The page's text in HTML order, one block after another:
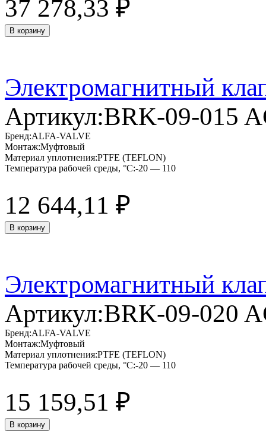
37 278,33 ₽
В корзину
Электромагнитный
Артикул:BRK-09-015
Бренд:ALFA-VALVE
Монтаж:Муфтовый
Материал уплотнения:PTFE (TEFLON)
Температура рабочей среды, °C:-20 — 110
12 644,11 ₽
В корзину
Электромагнитный
Артикул:BRK-09-020
Бренд:ALFA-VALVE
Монтаж:Муфтовый
Материал уплотнения:PTFE (TEFLON)
Температура рабочей среды, °C:-20 — 110
15 159,51 ₽
В корзину